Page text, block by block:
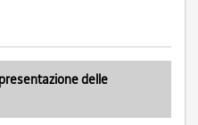
delle